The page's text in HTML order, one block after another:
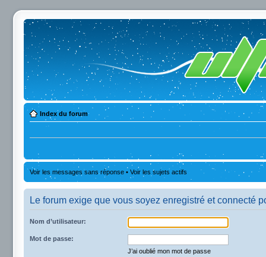
Index du forum
Voir les messages sans réponse • Voir les sujets actifs
Le forum exige que vous soyez enregistré et connecté
Nom d’utilisateur:
Mot de passe:
J’ai oublié mon mot de passe